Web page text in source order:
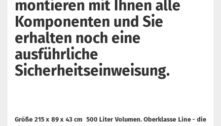
montieren mit Ihnen alle
Komponenten und Sie
erhalten noch eine
ausführliche
Sicherheitseinweisung.
Größe 215 x 89 x 43 cm 500 Liter Volumen. Oberklasse Line - die